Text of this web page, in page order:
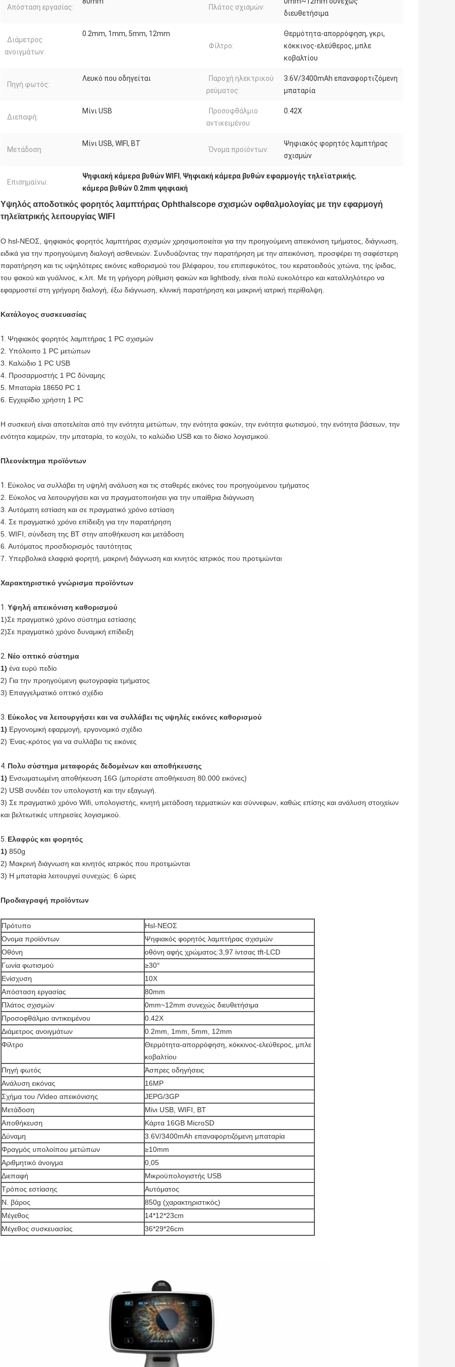
Απόσταση εργασίας: Πλάτος σχισμών:
διευθετήσιμα
Διάμετρος
ανοιγμάτων:
0.2mm, 1mm, 5mm, 12mm
Φίλτρο:
Θερμότητα-απορρόφηση, γκρι,
κόκκινος-ελεύθερος, μπλε
κοβαλτίου
Πηγή φωτός:
Λευκό που οδηγείται
Παροχή ηλεκτρικού
ρεύματος:
3.6V/3400mAh επαναφορτιζόμενη
μπαταρία
Διεπαφή:
Μίνι USB
Προσοφθάλμιο
αντικειμένου:
0.42X
Μετάδοση:
Μίνι USB, WIFI, BT
Όνομα προϊόντων:
Ψηφιακός φορητός λαμπτήρας
σχισμών
Επισημαίνω:
Ψηφιακή κάμερα βυθών WIFI , Ψηφιακή κάμερα βυθών εφαρμογής τηλεϊατρικής,
κάμερα βυθών 0.2mm ψηφιακή
Υψηλός αποδοτικός φορητός λαμπτήρας Ophthalscope σχισμών οφθαλμολογίας με την εφαρμογή
τηλεϊατρικής λειτουργίας WIFI
Ο hsl-ΝΕΟΣ, ψηφιακός φορητός λαμπτήρας σχισμών χρησιμοποιείται για την προηγούμενη απεικόνιση τμήματος, διάγνωση,
ειδικά για την προηγούμενη διαλογή ασθενειών. Συνδυάζοντας την παρατήρηση με την απεικόνιση, προσφέρει τη σαφέστερη
παρατήρηση και τις υψηλότερες εικόνες καθορισμού του βλέφαρου, του επιπεφυκότος, του κερατοειδούς χιτώνα, της ίριδας,
του φακού και γυάλινος, κ.λπ. Με τη γρήγορη ρύθμιση φακών και lightbody, είναι πολύ ευκολότερο και καταλληλότερο να
εφαρμοστεί στη γρήγορη διαλογή, έξω διάγνωση, κλινική παρατήρηση και μακρινή ιατρική περίθαλψη.
Κατάλογος συσκευασίας
1. Ψηφιακός φορητός λαμπτήρας 1 PC σχισμών
2. Υπόλοιπο 1 PC μετώπων
3. Καλώδιο 1 PC USB
4. Προσαρμοστής 1 PC δύναμης
5. Μπαταρία 18650 PC 1
6. Εγχειρίδιο χρήστη 1 PC
Η συσκευή είναι αποτελείται από την ενότητα μετώπων, την ενότητα φακών, την ενότητα φωτισμού, την ενότητα βάσεων, την
ενότητα καμερών, την μπαταρία, το κοχύλι, το καλώδιο USB και το δίσκο λογισμικού.
Πλεονέκτημα προϊόντων
1. Εύκολος να συλλάβει τη υψηλή ανάλυση και τις σταθερές εικόνες του προηγούμενου τμήματος
2. Εύκολος να λειτουργήσει και να πραγματοποιήσει για την υπαίθρια διάγνωση
3. Αυτόματη εστίαση και σε πραγματικό χρόνο εστίαση
4. Σε πραγματικό χρόνο επίδειξη για την παρατήρηση
5. WIFI, σύνδεση της BT στην αποθήκευση και μετάδοση
6. Αυτόματος προσδιορισμός ταυτότητας
7. Υπερβολικά ελαφριά φορητή, μακρινή διάγνωση και κινητός ιατρικός που προτιμώνται
Χαρακτηριστικό γνώρισμα προϊόντων
1. Υψηλή απεικόνιση καθορισμού
1)Σε πραγματικό χρόνο σύστημα εστίασης
2)Σε πραγματικό χρόνο δυναμική επίδειξη
2. Νέο οπτικό σύστημα
1) ένα ευρύ πεδίο
2) Για την προηγούμενη φωτογραφία τμήματος
3) Επαγγελματικό οπτικό σχέδιο
3. Εύκολος να λειτουργήσει και να συλλάβει τις υψηλές εικόνες καθορισμού
1) Εργονομική εφαρμογή, εργονομικό σχέδιο
2) Ένας-κρότος για να συλλάβει τις εικόνες
4. Πολυ σύστημα μεταφοράς δεδομένων και αποθήκευσης
1) Ενσωματωμένη αποθήκευση 16G (μπορέστε αποθήκευση 80.000 εικόνες)
2) USB συνδέει τον υπολογιστή και την εξαγωγή.
3) Σε πραγματικό χρόνο Wifi, υπολογιστής, κινητή μετάδοση τερματικών και σύννεφων, καθώς επίσης και ανάλυση στοιχείων
και βελτιωτικές υπηρεσίες λογισμικού.
5. Ελαφρύς και φορητός
1) 850g
2) Μακρινή διάγνωση και κινητός ιατρικός που προτιμώνται
3) Η μπαταρία λειτουργεί συνεχώς: 6 ώρες
Προδιαγραφή προϊόντων
Πρότυπο
Hsl-ΝΕΟΣ
Όνομα προϊόντων
Ψηφιακός φορητός λαμπτήρας σχισμών
Οθόνη
οθόνη αφής χρώματος 3,97 ίντσας tft-LCD
Γωνία φωτισμού
≥30°
Ενίσχυση
10X
Απόσταση εργασίας
80mm
Πλάτος σχισμών
0mm~12mm συνεχώς διευθετήσιμα
Προσοφθάλμιο αντικειμένου
0.42X
Διάμετρος ανοιγμάτων
0.2mm, 1mm, 5mm, 12mm
Φίλτρο
Θερμότητα-απορρόφηση, κόκκινος-ελεύθερος, μπλε
κοβαλτίου
Πηγή φωτός
Άσπρες οδηγήσεις
Ανάλυση εικόνας
16MP
Σχήμα του /Video απεικόνισης
JEPG/3GP
Μετάδοση
Μίνι USB, WIFI, BT
Αποθήκευση
Κάρτα 16GB MicroSD
Δύναμη
3.6V/3400mAh επαναφορτιζόμενη μπαταρία
Φραγμός υπολοίπου μετώπων
≥10mm
Αριθμητικό άνοιγμα
0,05
Διεπαφή
Μικροϋπολογιστής USB
Τρόπος εστίασης
Αυτόματος
Ν. βάρος
850g (χαρακτηριστικός)
Μέγεθος
14*12*23cm
Μέγεθος συσκευασίας
36*29*26cm